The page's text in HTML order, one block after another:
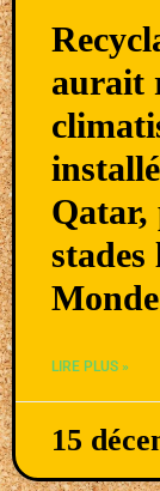
aurait
Qatar,
LIRE PLUS »
15